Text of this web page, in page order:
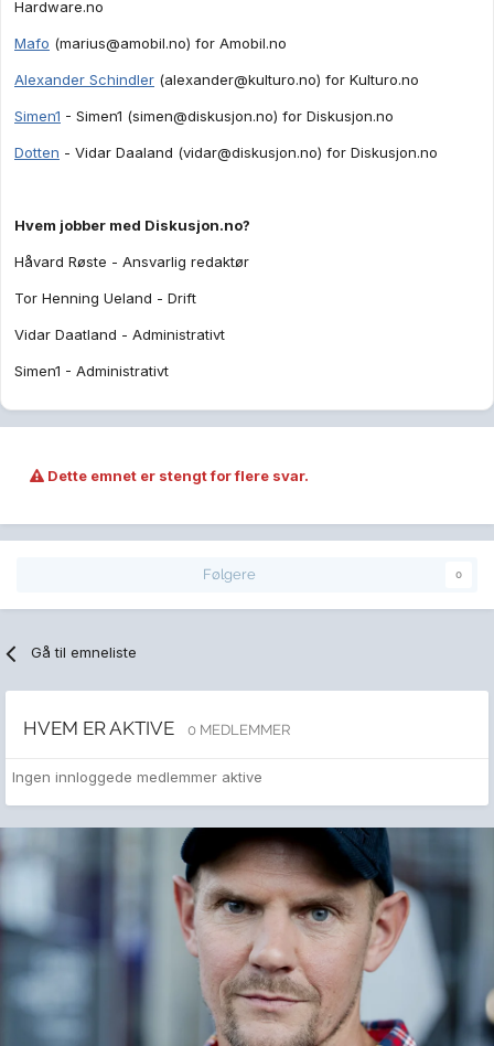
Hardware.no
Mafo (marius@amobil.no) for Amobil.no
Alexander Schindler (alexander@kulturo.no) for Kulturo.no
Simen1 - Simen1 (simen@diskusjon.no) for Diskusjon.no
Dotten - Vidar Daaland (vidar@diskusjon.no) for Diskusjon.no
Hvem jobber med Diskusjon.no?
Håvard Røste - Ansvarlig redaktør
Tor Henning Ueland - Drift
Vidar Daatland - Administrativt
Simen1 - Administrativt
Dette emnet er stengt for flere svar.
Følgere 0
Gå til emneliste
HVEM ER AKTIVE 0 MEDLEMMER
Ingen innloggede medlemmer aktive